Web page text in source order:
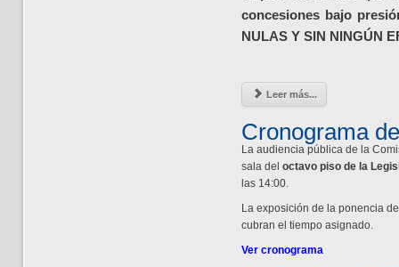
concesiones bajo
NULAS Y SIN NINGÚN
Leer más...
Cronograma
La audiencia pública de la
sala del octavo piso de la
las 14:00.
La exposición de la ponencia
cubran el tiempo asignado.
Ver cronograma